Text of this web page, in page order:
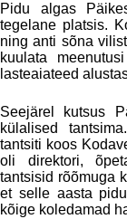
Pidu algas
tegelane platsis.
ning anti sõna
kuulata
lasteaiateed
Seejärel kutsus
külalised
tantsiti koos
oli direktori,
tantsisid rõõmuga
et selle aasta
kõige koledamad